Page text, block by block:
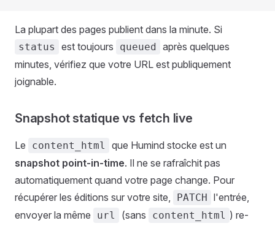
La plupart des pages publient dans la minute. Si
status est toujours queued après quelques
minutes, vérifiez que votre URL est publiquement
joignable.
Snapshot statique vs fetch live
Le content_html
que Humind stocke est un
snapshot point-in-time. Il ne se rafraîchit pas
automatiquement quand votre page change. Pour
récupérer les éditions sur votre site,
PATCH l'entrée,
envoyer la même
url (sans content_html ) re-